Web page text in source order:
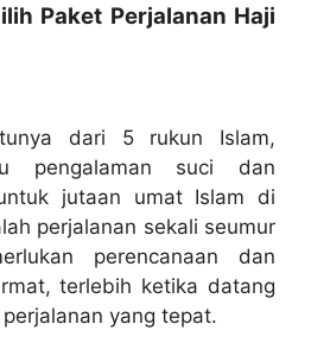
Paket Perjalanan Haji
dari 5 rukun Islam,
pengalaman suci dan
jutaan umat Islam di
perjalanan sekali seumur
perencanaan dan
terlebih ketika datang
yang tepat.